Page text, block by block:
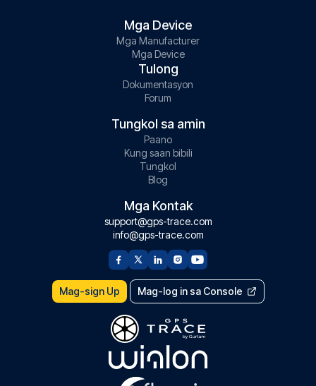
Mga Device
Mga Manufacturer
Mga Device
Tulong
Dokumentasyon
Forum
Tungkol sa amin
Paano
Kung saan bibili
Tungkol
Blog
Mga Kontak
support@gps-trace.com
info@gps-trace.com
Mag-sign Up Mag-log in sa Console